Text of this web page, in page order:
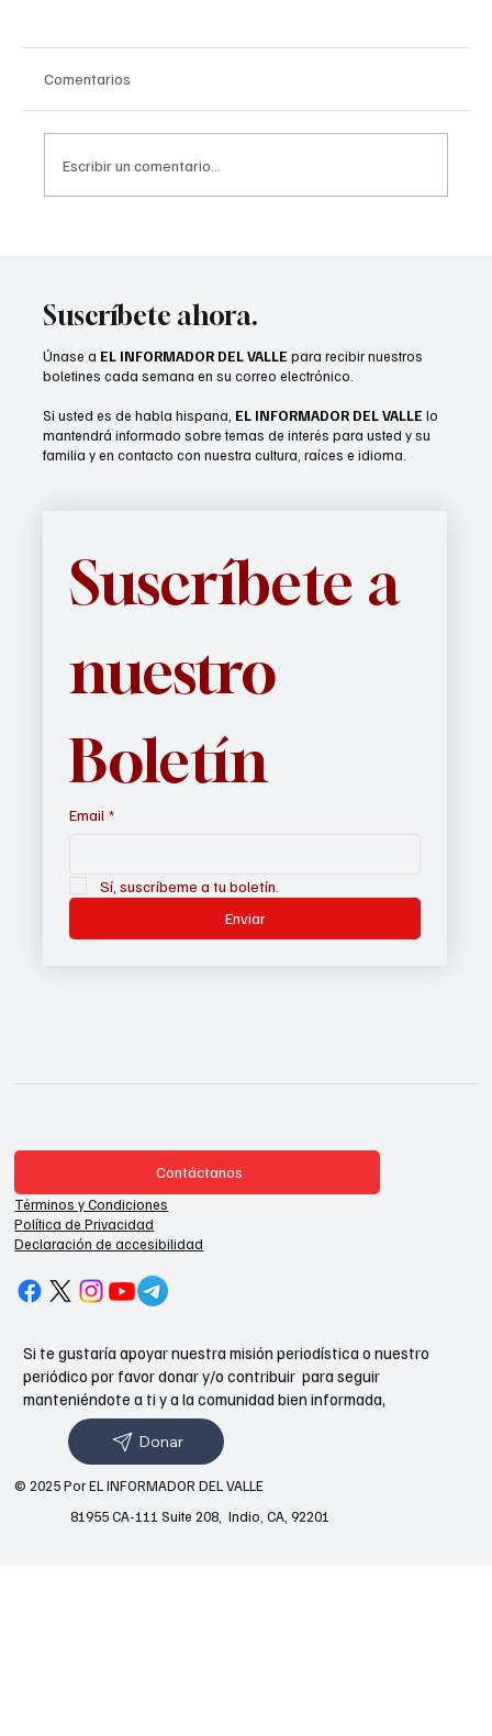
Comentarios
Escribir un comentario...
Suscríbete ahora.
Únase a EL INFORMADOR DEL VALLE para recibir nuestros
boletines cada semana en su correo electrónico.
Si usted es de habla hispana, EL INFORMADOR DEL VALLE lo
mantendrá informado sobre temas de interés para usted y su
familia y en contacto con nuestra cultura, raíces e idioma.
Suscríbete a
nuestro
Boletín
Email *
Sí, suscríbeme a tu boletín.
Enviar
Contáctanos
Términos y Condiciones
Política de Privacidad
Declaración de accesibilidad
Si te gustaría apoyar nuestra misión periodística o nuestro
periódico por favor donar y/o contribuir para seguir
manteniéndote a ti y a la comunidad bien informada,
Donar
81955 CA-111 Suite 208, Indio, CA, 92201
© 2025 Por EL INFORMADOR DEL VALLE